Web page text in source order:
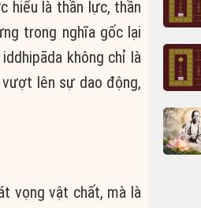
hiểu là thần lực, thần
trong nghĩa gốc lại
không chỉ là
vượt lên sự dao động,
vọng vật chất, mà là